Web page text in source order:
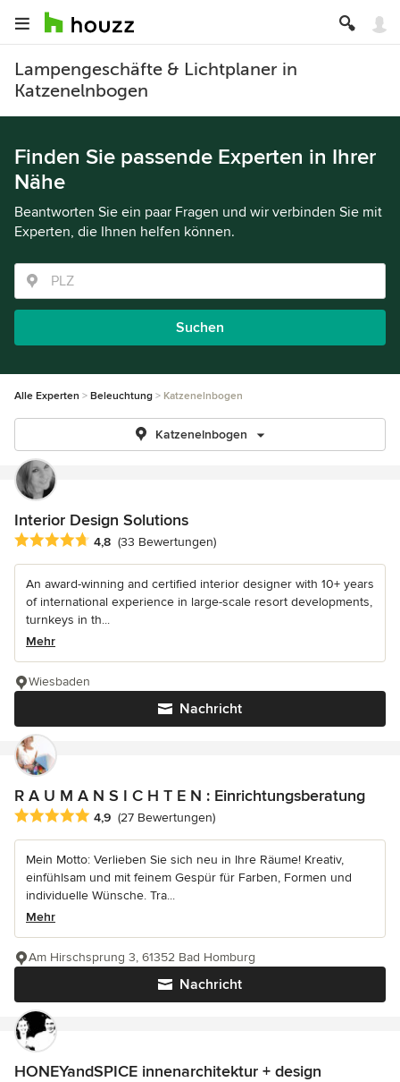
Lampengeschäfte & Lichtplaner in
Katzenelnbogen
Finden Sie passende Experten in Ihrer
Nähe
Beantworten Sie ein paar Fragen und wir verbinden Sie mit
Experten, die Ihnen helfen können.
Suchen
Alle Experten Beleuchtung Katzenelnbogen
Katzenelnbogen
Interior Design Solutions
Durchschnittliche Bewertung: 4.8 von 5 Sternen
4,8 (33 Bewertungen)
An award-winning and certified interior designer with 10+ years
of international experience in large-scale resort developments,
turnkeys in th...
Mehr
Nachricht
Wiesbaden
R A U M A N S I C H T E N : Einrichtungsberatung
Durchschnittliche Bewertung: 4.9 von 5 Sternen
4,9 (27 Bewertungen)
Mein Motto: Verlieben Sie sich neu in Ihre Räume! Kreativ,
einfühlsam und mit feinem Gespür für Farben, Formen und
individuelle Wünsche. Tra...
Mehr
Nachricht
Am Hirschsprung 3, 61352 Bad Homburg
HONEYandSPICE innenarchitektur + design